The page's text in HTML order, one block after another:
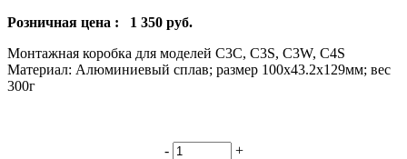
Розничная цена : 1 350 руб.
Монтажная коробка для моделей С3С, C3S, C3W, C4S
Материал: Алюминиевый сплав; размер 100х43.2х129мм; вес
300г
- +